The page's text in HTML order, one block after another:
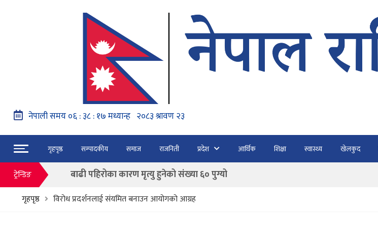
गृहपृष्ठ सम्पादकीय समाज राजनिती प्रदेश आर्थिक शिक्षा स्वास्थ्य खेलकुद
ट्रेन्डिङ
नेपाल वायुसेवाको राहत उडानमार्फत १५७ यात्रु भैरहवाबाट काठमाडौं ल्याइए
हङ्गेरी सरकारले एकल मुद्राको रुपमा ‘युरो’ लागु नगर्ने
फाैजदारी अपराधमा अनुसन्धान र कारबाही गर्न आयाेगकाे प्रतिवेदन कुर्नु पर्दैन : अध्यक्ष कार्की
“जेन जी” अभियन्ताद्वारा ओली र लेखकलाई पक्राउ गर्न डिजीटल अभियान
बाढी पहिरोका कारण मृत्यु हुनेको संख्या ६० पुग्यो
नेपाल वायुसेवाको राहत उडानमार्फत १५७ यात्रु भैरहवाबाट काठमाडौं ल्याइए
गृहपृष्ठ विरोध प्रदर्शनलाई संयमित बनाउन आयोगको आग्रह